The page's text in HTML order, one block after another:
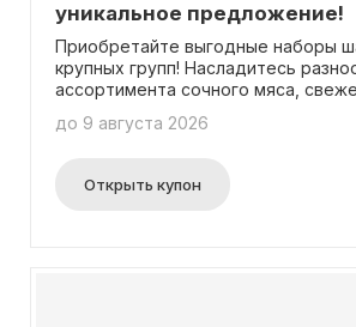
уникальное предложение!
Приобретайте выгодные наборы
крупных групп! Насладитесь
ассортимента сочного мяса,
47%! Промокод не обязателен для
до 9 августа 2026
Открыть купон